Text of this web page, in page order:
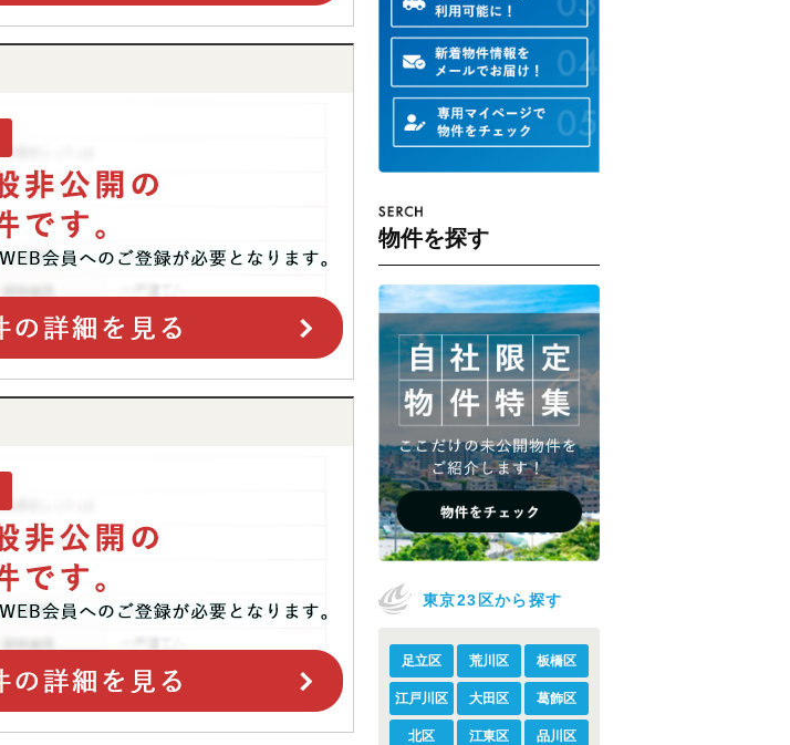
物件を探す
東京23区から探す
足立区 荒川区 板橋区
江戸川区 大田区 葛飾区
北区 江東区 品川区